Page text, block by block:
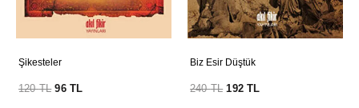
Şikesteler
120TL 96TL
Biz Esir Düştük
240TL 192TL